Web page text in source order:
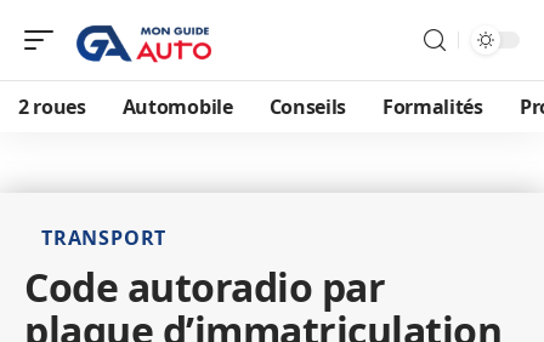
2 roues Automobile Conseils Formalités
TRANSPORT
Code autoradio par
plaque d’immatriculation